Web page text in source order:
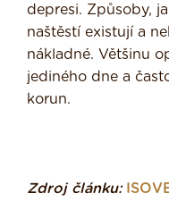
depresi. Způsoby,
naštěstí existují a
nákladné. Většinu
jediného dne a
korun.
Zdroj článku: